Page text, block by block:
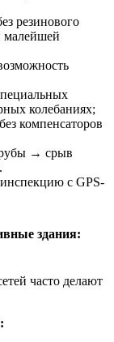
резинового
малейшей
колебаниях;
компенсаторов
→ срыв
с GPS-
здания:
часто делают